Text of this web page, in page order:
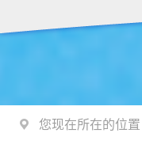
您现在所在的位置